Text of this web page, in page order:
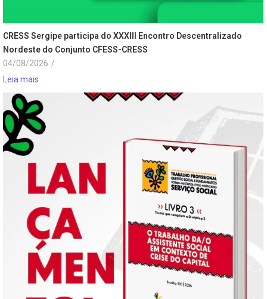
CRESS Sergipe participa do XXXIII Encontro Descentralizado
Nordeste do Conjunto CFESS-CRESS
04/08/2026 /
Leia mais